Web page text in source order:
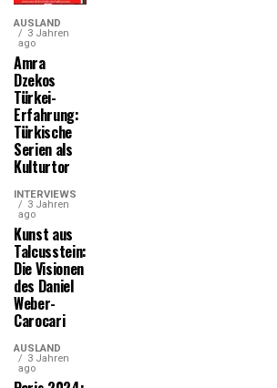
AUSLAND
3 Jahren
ago
Amra
Dzekos
Türkei-
Erfahrung:
Türkische
Serien als
Kulturtor
INTERVIEWS
3 Jahren
ago
Kunst aus
Talcusstein:
Die Visionen
des Daniel
Weber-
Carocari
AUSLAND
3 Jahren
ago